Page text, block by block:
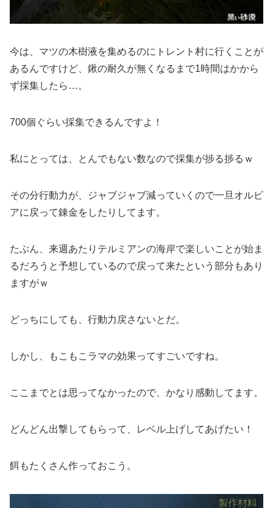
今は、マツの木樹液を集めるのにトレント村に行くことが
あるんですけど、鍬の耐久が無くなるまで1時間はかから
ず採集したら…。
700個ぐらい採集できるんですよ！
私にとっては、とんでもない数なので採集が捗る捗るｗ
その分行動力が、ジャブジャブ減っていくので一旦オルビ
アに戻って錬金をしたりしてます。
たぶん、来週あたりテルミアンの海岸で楽しいことが始ま
るだろうと予想しているので戻って来たという部分もあり
ますがｗ
どっちにしても、行動力戻さないとだ。
しかし、もこもこラマの効果ってすごいですね。
ここまでとは思ってなかったので、かなり感動してます。
どんどん出撃してもらって、レベル上げしてあげたい！
餌もたくさん作っておこう。